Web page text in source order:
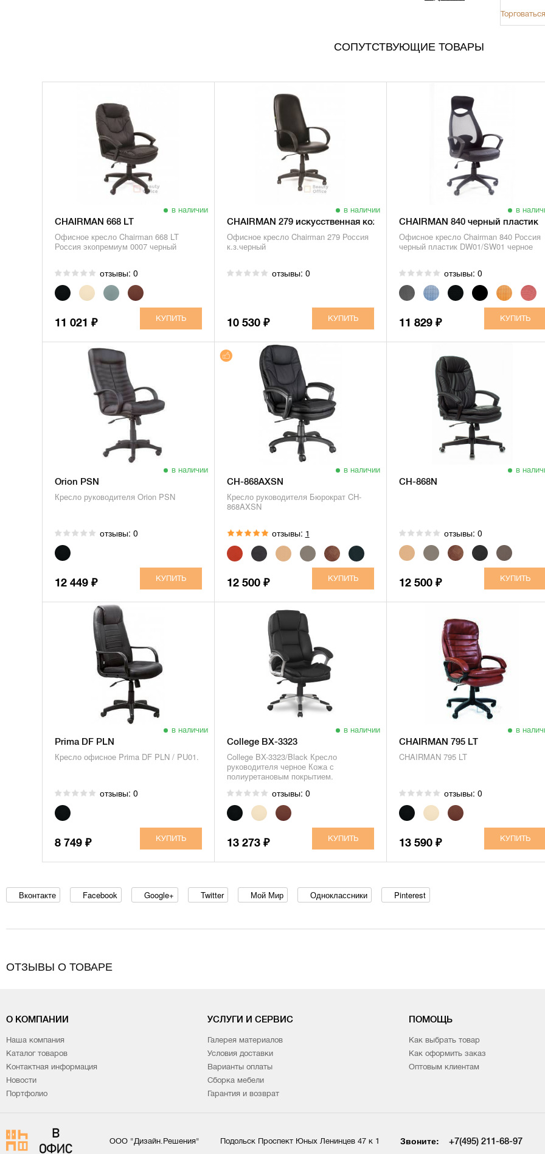
СОПУТСТВУЮЩИЕ ТОВАРЫ
в наличии
CHAIRMAN 668 LT
Офисное кресло Chairman 668 LT
Россия экопремиум 0007 черный
отзывы: 0
11 021 ₽
в наличии
CHAIRMAN 279 искусственная кожа
Офисное кресло Chairman 279 Россия
к.з.черный
отзывы: 0
10 530 ₽
в
CHAIRMAN 840 черный пластик
Офисное кресло Chairman 840 Россия
черный пластик DW01/SW01 черное
отзывы: 0
11 829 ₽
в наличии
Orion PSN
Кресло руководителя Orion PSN
отзывы: 0
12 449 ₽
в наличии
CH-868AXSN
Кресло руководителя Бюрократ CH-
868AXSN
отзывы: 1
12 500 ₽
в
CH-868N
отзывы: 0
12 500 ₽
в наличии
Prima DF PLN
Кресло офисное Prima DF PLN / PU01.
отзывы: 0
8 749 ₽
в наличии
College BX-3323
College BX-3323/Black Кресло
руководителя черное Кожа с
полиуретановым покрытием.
отзывы: 0
13 273 ₽
в
CHAIRMAN 795 LT
CHAIRMAN 795 LT
отзывы: 0
13 590 ₽
Вконтакте Facebook Google+ Twitter Мой Мир Одноклассники Pinterest
ОТЗЫВЫ О ТОВАРЕ
О КОМПАНИИ
Наша компания
Каталог товаров
Контактная информация
Новости
Портфолио
УСЛУГИ И СЕРВИС
Галерея материалов
Условия доставки
Варианты оплаты
Сборка мебели
Гарантия и возврат
ПОМОЩЬ
Как выбрать товар
Как оформить заказ
Оптовым клиентам
ООО "Дизайн.Решения" Подольск Проспект Юных Ленинцев 47 к 1 Звоните: +7(495) 211-68-97